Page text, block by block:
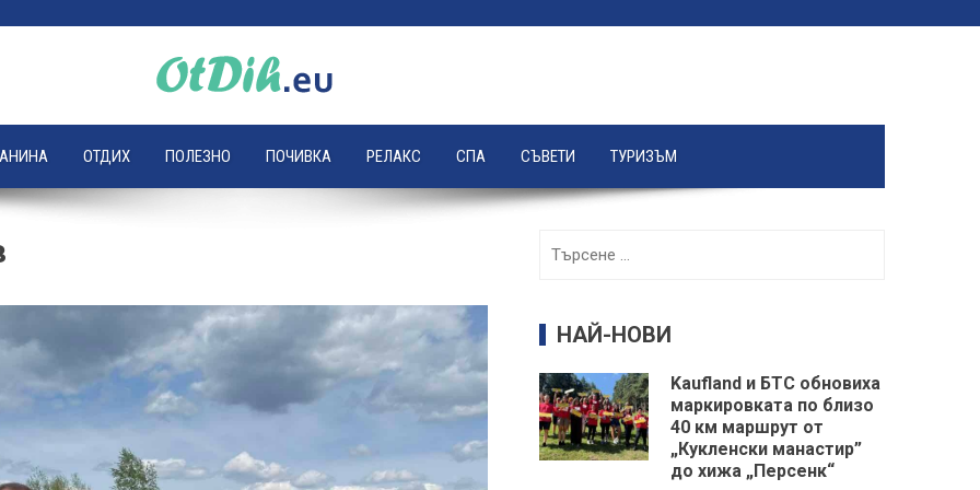
ОТДИХ ПОЛЕЗНО ПОЧИВКА РЕЛАКС СПА СЪВЕТИ ТУРИЗЪМ
НАЙ-НОВИ
Kaufland и БТС обновиха
маркировката по близо
40 км маршрут от
„Кукленски манастир”
до хижа „Персенк“